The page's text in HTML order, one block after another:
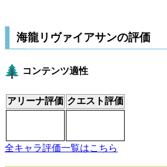
海龍リヴァイアサンの評価
コンテンツ適性
アリーナ評価 クエスト評価
全キャラ評価一覧はこちら